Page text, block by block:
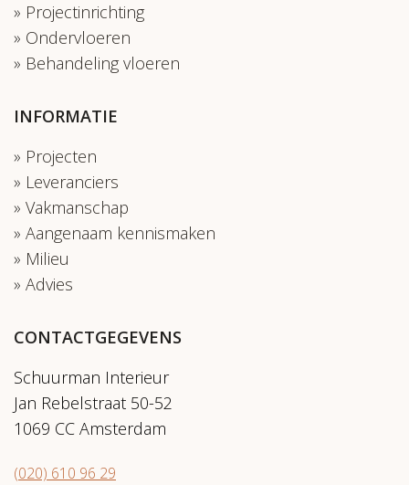
Projectinrichting
Ondervloeren
Behandeling vloeren
INFORMATIE
Projecten
Leveranciers
Vakmanschap
Aangenaam kennismaken
Milieu
Advies
CONTACTGEGEVENS
Schuurman Interieur
Jan Rebelstraat 50-52
1069 CC Amsterdam
(020) 610 96 29